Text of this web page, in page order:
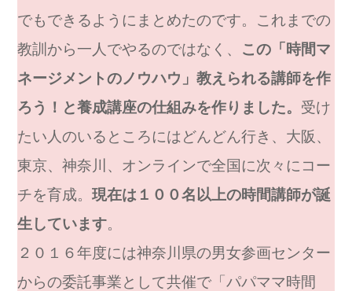
でもできるようにまとめたのです。これまでの
教訓から一人でやるのではなく、 この「時間マ
ネージメントのノウハウ」教えられる講師を作
ろう！と養成講座の仕組みを作りました。 受け
たい人のいるところにはどんどん行き、大阪、
東京、神奈川、オンラインで全国に次々にコー
チを育成。 現在は１００名以上の時間講師が誕
生しています。
２０１６年度には神奈川県の男女参画センター
からの委託事業として共催で「パパママ時間